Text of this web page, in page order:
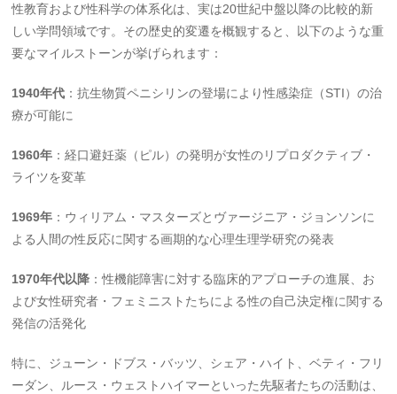
性教育および性科学の体系化は、実は20世紀中盤以降の比較的新
しい学問領域です。その歴史的変遷を概観すると、以下のような重
要なマイルストーンが挙げられます：
1940年代 ：抗生物質ペニシリンの登場により性感染症（STI）の治
療が可能に
1960年 ：経口避妊薬（ピル）の発明が女性のリプロダクティブ・
ライツを変革
1969年 ：ウィリアム・マスターズとヴァージニア・ジョンソンに
よる人間の性反応に関する画期的な心理生理学研究の発表
1970年代以降 ：性機能障害に対する臨床的アプローチの進展、お
よび女性研究者・フェミニストたちによる性の自己決定権に関する
発信の活発化
特に、ジューン・ドブス・バッツ、シェア・ハイト、ベティ・フリ
ーダン、ルース・ウェストハイマーといった先駆者たちの活動は、